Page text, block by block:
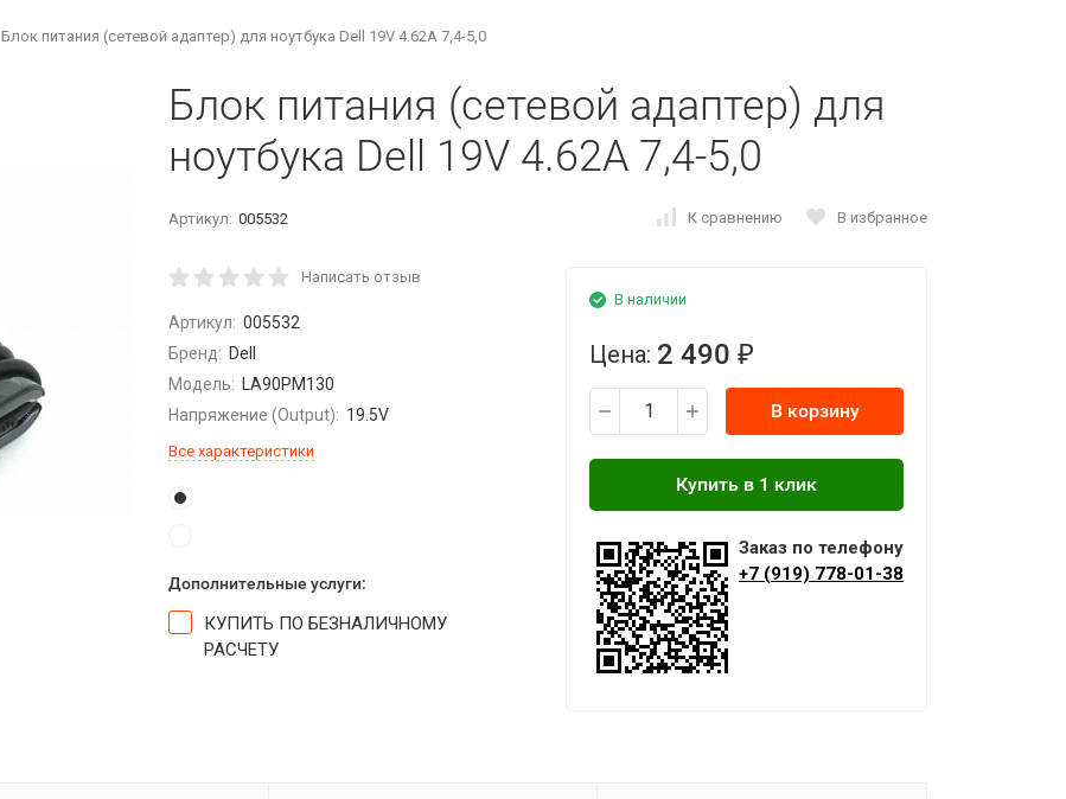
Блок питания (сетевой адаптер) для ноутбука Dell 19V 4.62A 7,4-5,0
Блок питания (сетевой адаптер) для
ноутбука Dell 19V 4.62A 7,4-5,0
Артикул: 005532 К сравнению В избранное
Написать отзыв
Артикул: 005532
Бренд: Dell
Модель:
LA90PM130
Напряжение (Output): 19.5V
Все характеристики
Дополнительные услуги:
КУПИТЬ ПО БЕЗНАЛИЧНОМУ
РАСЧЕТУ
В наличии
Цена: 2 490 ₽
В корзину
Заказ по телефону
+7 (919) 778-01-38